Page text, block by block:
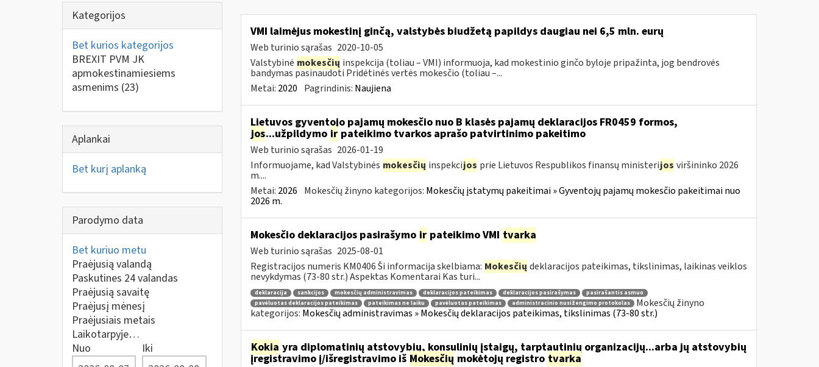
Kategorijos
Bet kurios kategorijos
BREXIT PVM JK
apmokestinamiesiems
asmenims (23)
Aplankai
Bet kurį aplanką
Parodymo data
Bet kuriuo metu
Praėjusią valandą
Paskutines 24 valandas
Praėjusią savaitę
Praėjusį mėnesį
Praėjusiais metais
Laikotarpyje…
Nuo
Iki
VMI laimėjus mokestinį ginčą, valstybės biudžetą papildys daugiau nei 6,5 mln. eurų
Web turinio sąrašas 2020-10-05
Valstybinė mokesčių inspekcija (toliau – VMI) informuoja, kad mokestinio ginčo byloje pripažinta, jog bendrovės
bandymas pasinaudoti Pridėtinės vertės mokesčio (toliau –...
Metai: 2020 Pagrindinis: Naujiena
Lietuvos gyventojo pajamų mokesčio nuo B klasės pajamų deklaracijos FR0459 formos,
jos...užpildymo irpateikimo tvarkos aprašo patvirtinimo pakeitimo
Web turinio sąrašas 2026-01-19
Informuojame, kad Valstybinės mokesčių inspekcijos prie Lietuvos Respublikos finansų ministerijos viršininko 2026
m....
Metai: 2026 Mokesčių žinyno kategorijos: Mokesčių įstatymų pakeitimai » Gyventojų pajamų mokesčio pakeitimai nuo
2026 m.
Mokesčio deklaracijos pasirašymo irpateikimo VMI tvarka
Web turinio sąrašas 2025-08-01
Registracijos numeris KM0406 Ši informacija skelbiama: Mokesčių deklaracijos pateikimas, tikslinimas, laikinas veiklos
nevykdymas (73-80 str.) Aspektas Komentarai Kas turi...
deklaracija sankcijos mokesčių administravimas deklaracijos pateikimas deklaracijos pasirašymas
pasirašantis asmuo
pavėluotas deklaracijos pateikimas
pateikimas ne laiku pavėluotas pateikimas administracinio nusižengimo protokolas
Mokesčių žinyno
kategorijos: Mokesčių administravimas » Mokesčių deklaracijos pateikimas, tikslinimas (73-80 str.)
Kokia yra diplomatinių atstovybių, konsulinių įstaigų, tarptautinių organizacijų...arba jų atstovybių
įregistravimo į/išregistravimo iš Mokesčių mokėtojų registro tvarka